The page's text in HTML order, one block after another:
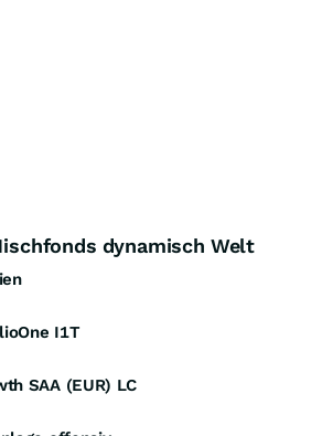
dynamisch Welt
I1T
SAA (EUR) LC